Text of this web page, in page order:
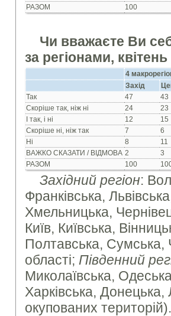
РАЗОМ 100
Чи вважаєте Ви
за регіонами,
4
Захід
Так
47 43
Скоріше так, ніж ні
24 23
І так, і ні
12 15
Скоріше ні, ніж так
7 6
Ні
8 11
ВАЖКО СКАЗАТИ / ВІДМОВА 2 3
РАЗОМ
100
Західний регіон:
Франківська,
Хмельницька,
Київ, Київська,
Полтавська, Сумська,
області; Південний
Миколаївська,
Харківська,
окупованих територій).